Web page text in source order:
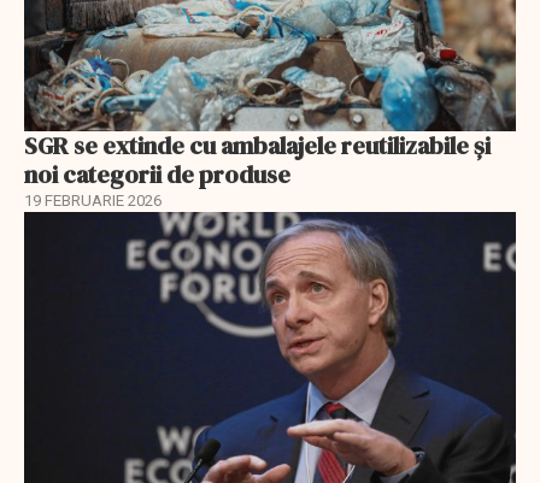
SGR se extinde cu ambalajele reutilizabile și
noi categorii de produse
19 FEBRUARIE 2026